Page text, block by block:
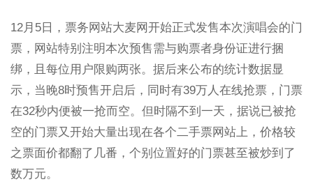
12月5日，票务网站大麦网开始正式发售本次演唱会的门
票，网站特别注明本次预售需与购票者身份证进行捆
绑，且每位用户限购两张。据后来公布的统计数据显
示，当晚8时预售开启后，同时有39万人在线抢票，门票
在32秒内便被一抢而空。但时隔不到一天，据说已被抢
空的门票又开始大量出现在各个二手票网站上，价格较
之票面价都翻了几番，个别位置好的门票甚至被炒到了
数万元。